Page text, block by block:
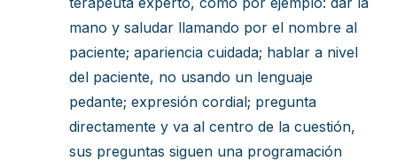
mano y saludar llamando por el nombre al
paciente; apariencia cuidada; hablar a nivel
del paciente, no usando un lenguaje
pedante; expresión cordial; pregunta
directamente y va al centro de la cuestión,
sus preguntas siguen una programación